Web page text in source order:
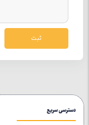
دسترسی سریع